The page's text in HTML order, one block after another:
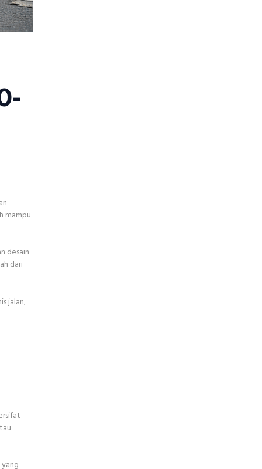
mampu
desain
dari
jalan,